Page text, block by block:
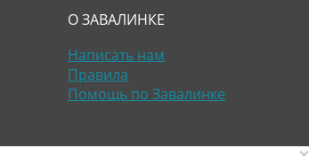
О ЗАВАЛИНКЕ
Написать нам
Правила
Помощь по Завалинке